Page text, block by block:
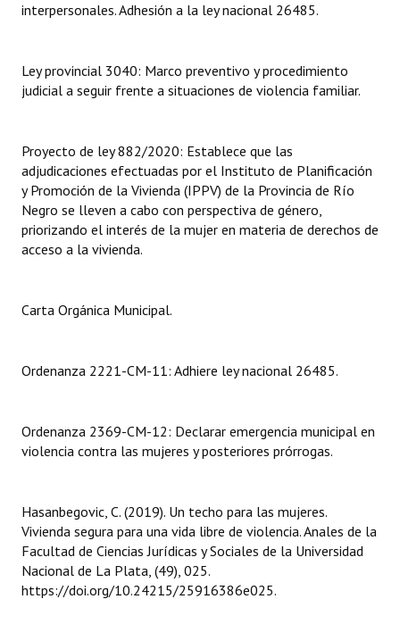
Dictámenes Asesoría Letrada
Informes de Unidad Coordinadora
Actas de Audiencias Públicas
NORMATIVA
Comunicaciones
Resoluciones
Antiguos Pobladores
Registros y Distinciones
Datos Históricos
Premio al Mérito - Registro
interpersonales. Adhesión a la ley nacional 26485.
Ley provincial 3040: Marco preventivo y procedimiento
judicial a seguir frente a situaciones de violencia familiar.
Proyecto de ley 882/2020: Establece que las
adjudicaciones efectuadas por el Instituto de Planificación
y Promoción de la Vivienda (IPPV) de la Provincia de Río
Negro se lleven a cabo con perspectiva de género,
priorizando el interés de la mujer en materia de derechos de
acceso a la vivienda.
Carta Orgánica Municipal.
Ordenanza 2221-CM-11: Adhiere ley nacional 26485.
Ordenanza 2369-CM-12: Declarar emergencia municipal en
violencia contra las mujeres y posteriores prórrogas.
Hasanbegovic, C. (2019). Un techo para las mujeres.
Vivienda segura para una vida libre de violencia. Anales de la
Facultad de Ciencias Jurídicas y Sociales de la Universidad
Nacional de La Plata, (49), 025.
https://doi.org/10.24215/25916386e025.